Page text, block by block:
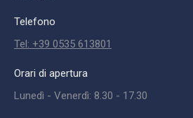
Telefono
Tel: +39 0535 613801
Orari di apertura
Lunedì - Venerdì: 8.30 - 17.30